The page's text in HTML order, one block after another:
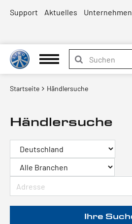
Support Aktuelles Unternehmen
Startseite Händlersuche
Händlersuche